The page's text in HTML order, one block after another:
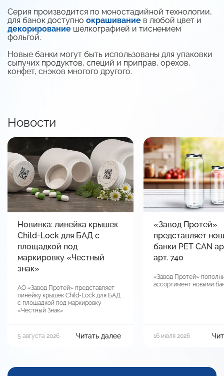
Серия производится по моностадийной технологии,
для банок доступно окрашивание в любой цвет и
декорирование шелкографией и тиснением
фольгой.
Новые банки могут быть использованы для упаковки
сыпучих продуктов, специй и приправ, орехов,
конфет, снэков многого другого.
Новости
Новинка: линейка крышек
Child-Lock для БАД с
площадкой под
маркировку «Честный
знак»
АО «Завод Протей» представляет
линейку крышек Child-Lock для БАД
с площадкой под маркировку
«Честный Знак»
5 августа 2026 Читать далее
«Завод Протей»
представляет
банки PET CAN
арт. 740
«Завод Протей»
ассортимент новыми
16 июля 2026